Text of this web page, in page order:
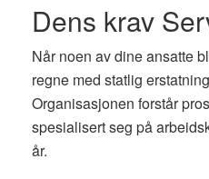
Dens krav
Når noen av dine ansatte
regne med statlig
Organisasjonen forstår
spesialisert seg på
år.